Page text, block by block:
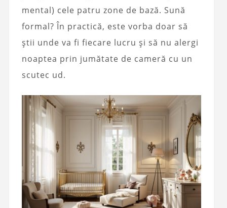
mental) cele patru zone de bază. Sună
formal? În practică, este vorba doar să
știi unde va fi fiecare lucru și să nu alergi
noaptea prin jumătate de cameră cu un
scutec ud.